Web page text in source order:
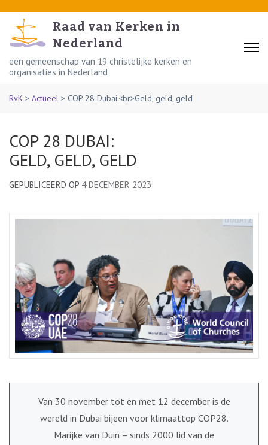
content
(Press
Enter)
Raad van Kerken in
Nederland
een gemeenschap van 19 christelijke kerken en
organisaties in Nederland
RvK > Actueel > COP 28 Dubai:<br>Geld, geld, geld
COP 28 DUBAI:
GELD, GELD, GELD
GEPUBLICEERD OP 4 DECEMBER 2023
Van 30 november tot en met 12 december is de
wereld in Dubai bijeen voor klimaattop COP28.
Marijke van Duin – sinds 2000 lid van de